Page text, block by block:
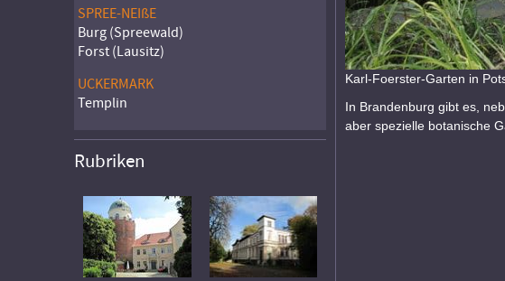
Karl-Foerster-Garten in
In Brandenburg gibt es,
aber spezielle botanische
SPREE-NEIßE
Burg (Spreewald)
Forst (Lausitz)
UCKERMARK
Templin
Rubriken